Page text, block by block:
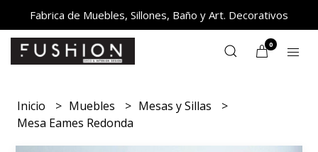
Fabrica de Muebles, Sillones, Baño y Art. Decorativos
0
Inicio Muebles
Mesas y Sillas
Mesa Eames Redonda